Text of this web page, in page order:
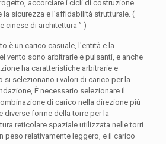
accorciare i cicli di costruzione
sicurezza e l’affidabilità strutturale. (
cinese di architettura ” )
è un carico casuale, l'entità e la
vento sono arbitrarie e pulsanti, e anche
ha caratteristiche arbitrarie e
si selezionano i valori di carico per la
È necessario selezionare il
di carico nella direzione più
diverse forme della torre per la
reticolare spaziale utilizzata nelle torri
peso relativamente leggero, e il carico